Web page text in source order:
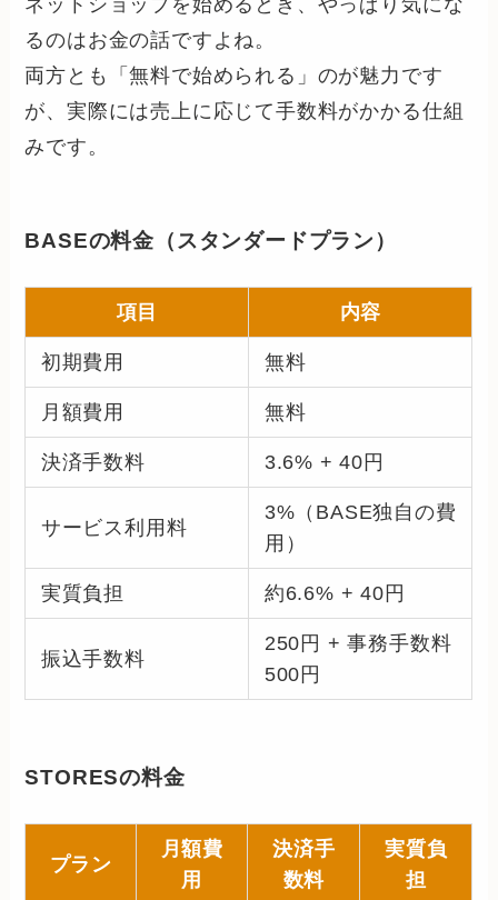
るのはお金の話ですよね。
両方とも「無料で始められる」のが魅力です
が、実際には売上に応じて手数料がかかる仕組
みです。
BASEの料金（スタンダードプラン）
項目 内容
初期費用 無料
月額費用 無料
決済手数料 3.6% + 40円
サービス利用料
3%（BASE独自の費
用）
実質負担 約6.6% + 40円
振込手数料
250円 + 事務手数料
500円
STORESの料金
プラン
月額費
用
決済手
数料
実質負
担